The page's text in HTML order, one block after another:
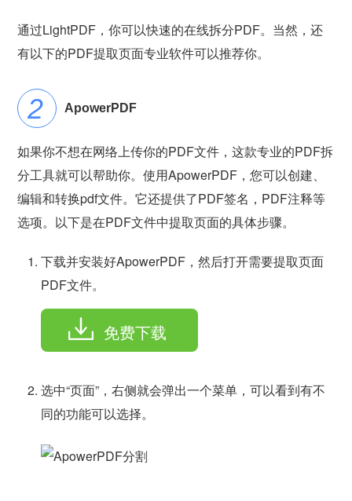
通过LightPDF，你可以快速的在线拆分PDF。当然，还
有以下的PDF提取页面专业软件可以推荐你。
ApowerPDF
如果你不想在网络上传你的PDF文件，这款专业的PDF拆
分工具就可以帮助你。使用ApowerPDF，您可以创建、
编辑和转换pdf文件。它还提供了PDF签名，PDF注释等
选项。以下是在PDF文件中提取页面的具体步骤。
下载并安装好ApowerPDF，然后打开需要提取页面
PDF文件。
免费下载
选中“页面”，右侧就会弹出一个菜单，可以看到有不
同的功能可以选择。